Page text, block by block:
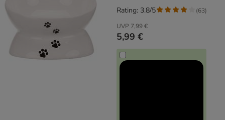
UVP 7,99 €
5,99 €
Rating: 3.8/5 (63)